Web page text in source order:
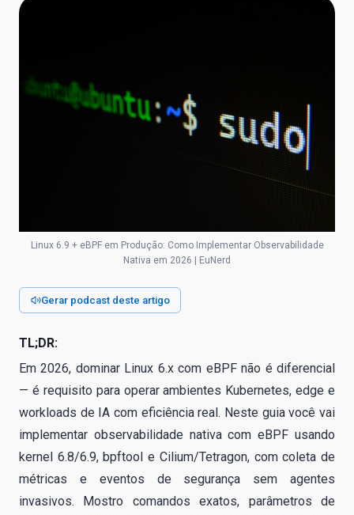
Linux 6.9 + eBPF em Produção: Como Implementar Observabilidade
Nativa em 2026 | EuNerd
Gerar podcast deste artigo
TL;DR:
Em 2026, dominar Linux 6.x com eBPF não é diferencial
— é requisito para operar ambientes Kubernetes, edge e
workloads de IA com eficiência real. Neste guia você vai
implementar observabilidade nativa com eBPF usando
kernel 6.8/6.9, bpftool e Cilium/Tetragon, com coleta de
métricas e eventos de segurança sem agentes
invasivos. Mostro comandos exatos, parâmetros de